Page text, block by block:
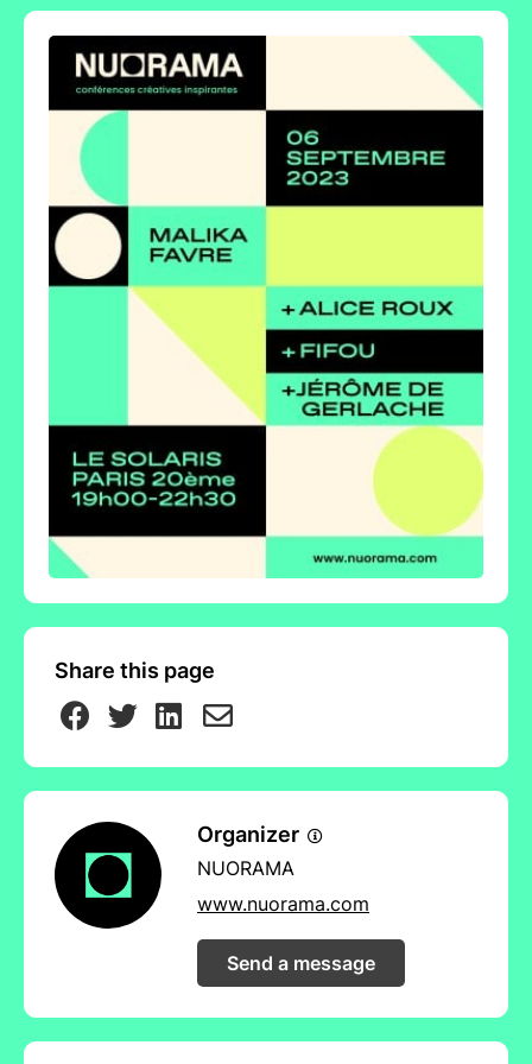
Fifou- D.A & photographe
Jérôme de Gerlache
scénariste, producteur
Alice Roux
- artiste & designer
La soirée
19h00-19h30 : Ouverture des portes
19h30-20h10 : Conférences
20h10-20h25 : Entracte
20h25-21h05 : Conférences
21h10-21h30 : Table ronde
21h30-22h30 : Apéro
Le Solaris
75020 Paris
Share this page
Organizer
NUORAMA
www.nuorama.com
Send a message